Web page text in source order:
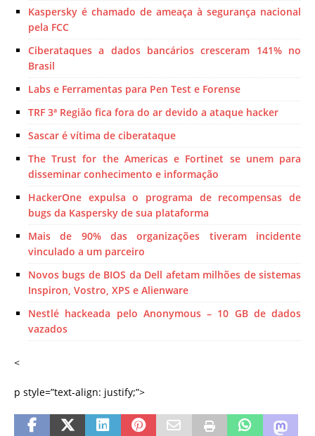
Kaspersky é chamado de ameaça à segurança nacional
pela FCC
Ciberataques a dados bancários cresceram 141% no
Brasil
Labs e Ferramentas para Pen Test e Forense
TRF 3ª Região fica fora do ar devido a ataque hacker
Sascar é vítima de ciberataque
The Trust for the Americas e Fortinet se unem para
disseminar conhecimento e informação
HackerOne expulsa o programa de recompensas de
bugs da Kaspersky de sua plataforma
Mais de 90% das organizações tiveram incidente
vinculado a um parceiro
Novos bugs de BIOS da Dell afetam milhões de sistemas
Inspiron, Vostro, XPS e Alienware
Nestlé hackeada pelo Anonymous – 10 GB de dados
vazados
<
p style=”text-align: justify;”>